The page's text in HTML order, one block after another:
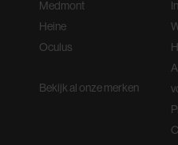
Medmont
Heine
Oculus
Bekijk al onze merken